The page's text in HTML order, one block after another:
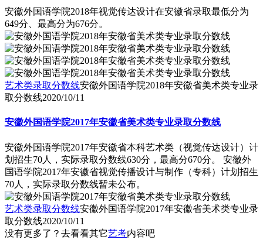
安徽外国语学院2018年视觉传达设计在安徽省录取最低分为
649分、最高分为676分。
艺术类录取分数线安徽外国语学院2018年安徽省美术类专业录
取分数线2020/10/11
安徽外国语学院2017年安徽省美术类专业录取分数线
安徽外国语学院2017年安徽省本科艺术类（视觉传达设计）计
划招生70人，实际录取分数线630分，最高分670分。 安徽外
国语学院2017年安徽省视觉传播设计与制作（专科）计划招生
70人，实际录取分数线暂未公布。
艺术类录取分数线安徽外国语学院2017年安徽省美术类专业录
取分数线2020/10/11
没有更多了？去看看其它艺考内容吧